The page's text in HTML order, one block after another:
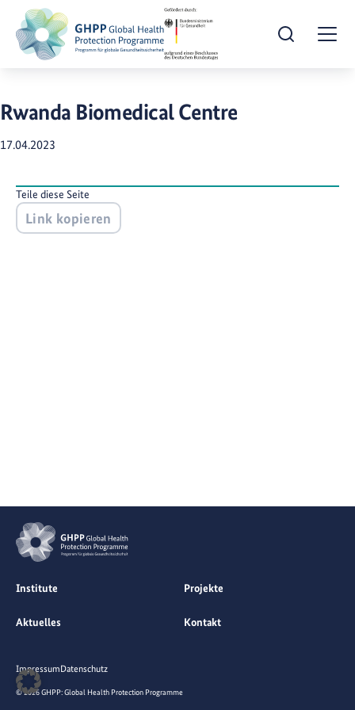
Suche öffnen
Rwanda Biomedical Centre
17.04.2023
Teile diese Seite
Link kopieren
Institute Projekte
Aktuelles Kontakt
© 2026 GHPP: Global Health Protection Programme
ImpressumDatenschutz